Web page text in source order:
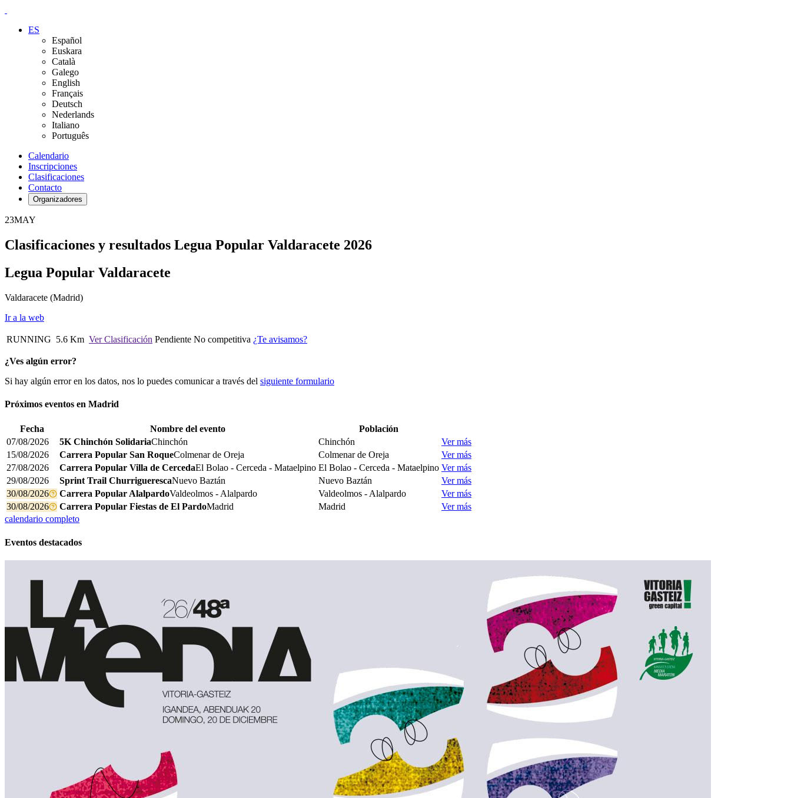
ES
Español
Euskara
Català
Galego
English
Français
Deutsch
Nederlands
Italiano
Português
Calendario
Inscripciones
Clasificaciones
Contacto
Organizadores
23MAY
Clasificaciones y resultados Legua Popular Valdaracete 2026
Legua Popular Valdaracete
Valdaracete (Madrid)
Ir a la web
RUNNING 5.6 Km Ver Clasificación Pendiente No competitiva ¿Te avisamos?
¿Ves algún error?
Si hay algún error en los datos, nos lo puedes comunicar a través del siguiente formulario
Próximos eventos en Madrid
Fecha Nombre del evento
Población
07/08/2026
5K Chinchón SolidariaChinchón Chinchón
Ver más
15/08/2026
Carrera Popular San RoqueColmenar de Oreja Colmenar de Oreja
Ver más
27/08/2026
Carrera Popular Villa de CercedaEl Bolao - Cerceda - Mataelpino El Bolao - Cerceda - Mataelpino Ver más
29/08/2026
Sprint Trail ChurriguerescaNuevo Baztán Nuevo Baztán
Ver más
30/08/2026
Carrera Popular AlalpardoValdeolmos - Alalpardo Valdeolmos - Alalpardo
Ver más
30/08/2026
Carrera Popular Fiestas de El PardoMadrid Madrid
Ver más
calendario completo
Eventos destacados